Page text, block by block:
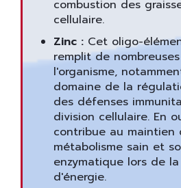
combustion des
cellulaire.
Zinc : Cet oligo-
remplit de
l'organisme,
domaine de la
des défenses
division cellulaire. En
contribue au maintien
métabolisme sain et
enzymatique lors de
d'énergie.